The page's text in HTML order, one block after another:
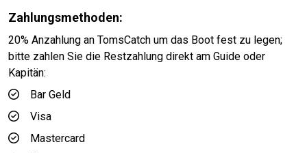
Zahlungsmethoden:
20% Anzahlung an TomsCatch um das Boot fest zu legen;
bitte zahlen Sie die Restzahlung direkt am Guide oder
Kapitän:
Bar Geld
Visa
Mastercard